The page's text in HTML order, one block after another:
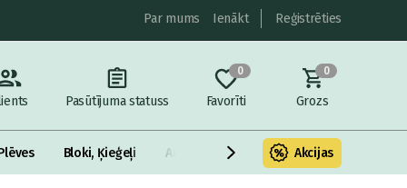
Par mums Ienākt Reģistrēties
Pasūtījuma statuss
0
Favorīti
0
Grozs
Bloki, Ķieģeļi Armatūra un metāls Fasādes
Akcijas